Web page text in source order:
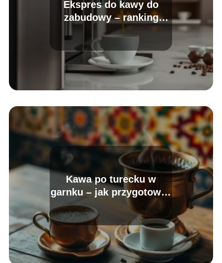
Ekspres do kawy do
zabudowy – ranking
najlepszych modeli
Kawa po turecku w
garnku – jak przygotować
idealnie?